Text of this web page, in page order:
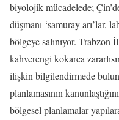
biyolojik mücadelede;
düşmanı ‘samuray arı’lar,
bölgeye salınıyor. Trabzon
kahverengi kokarca
ilişkin bilgilendirmede
planlamasının
bölgesel planlamalar